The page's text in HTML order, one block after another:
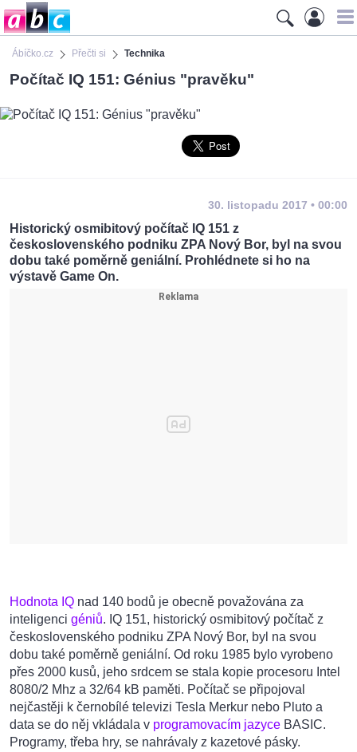
Ábíčko.cz Přečti si Technika
Počítač IQ 151: Génius "pravěku"
30. listopadu 2017 • 00:00
Historický osmibitový počítač IQ 151 z
československého podniku ZPA Nový Bor, byl na svou
dobu také poměrně geniální. Prohlédnete si ho na
výstavě Game On.
Hodnota IQ nad 140 bodů je obecně považována za
inteligenci géniů. IQ 151, historický osmibitový počítač z
československého podniku ZPA Nový Bor, byl na svou
dobu také poměrně geniální. Od roku 1985 bylo vyrobeno
přes 2000 kusů, jeho srdcem se stala kopie procesoru Intel
8080/2 Mhz a 32/64 kB paměti. Počítač se připojoval
nejčastěji k černobílé televizi Tesla Merkur nebo Pluto a
data se do něj vkládala v programovacím jazyce BASIC.
Programy, třeba hry, se nahrávaly z kazetové pásky.